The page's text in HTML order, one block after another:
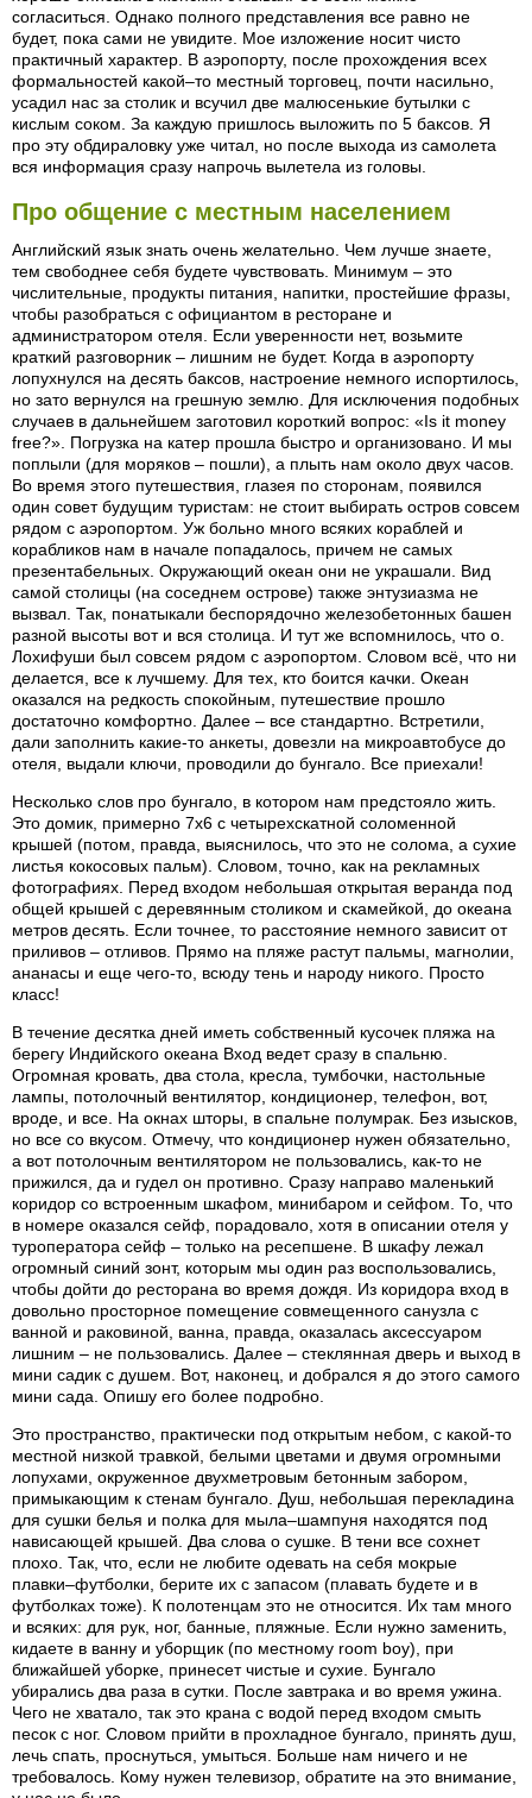
согласиться. Однако полного представления все равно не
будет, пока сами не увидите. Мое изложение носит чисто
практичный характер. В аэропорту, после прохождения всех
формальностей какой–то местный торговец, почти насильно,
усадил нас за столик и всучил две малюсенькие бутылки с
кислым соком. За каждую пришлось выложить по 5 баксов. Я
про эту обдираловку уже читал, но после выхода из самолета
вся информация сразу напрочь вылетела из головы.
Про общение с местным населением
Английский язык знать очень желательно. Чем лучше знаете,
тем свободнее себя будете чувствовать. Минимум – это
числительные, продукты питания, напитки, простейшие фразы,
чтобы разобраться с официантом в ресторане и
администратором отеля. Если уверенности нет, возьмите
краткий разговорник – лишним не будет. Когда в аэропорту
лопухнулся на десять баксов, настроение немного испортилось,
но зато вернулся на грешную землю. Для исключения подобных
случаев в дальнейшем заготовил короткий вопрос: «Is it money
free?». Погрузка на катер прошла быстро и организовано. И мы
поплыли (для моряков – пошли), а плыть нам около двух часов.
Во время этого путешествия, глазея по сторонам, появился
один совет будущим туристам: не стоит выбирать остров совсем
рядом с аэропортом. Уж больно много всяких кораблей и
корабликов нам в начале попадалось, причем не самых
презентабельных. Окружающий океан они не украшали. Вид
самой столицы (на соседнем острове) также энтузиазма не
вызвал. Так, понатыкали беспорядочно железобетонных башен
разной высоты вот и вся столица. И тут же вспомнилось, что о.
Лохифуши был совсем рядом с аэропортом. Словом всё, что ни
делается, все к лучшему. Для тех, кто боится качки. Океан
оказался на редкость спокойным, путешествие прошло
достаточно комфортно. Далее – все стандартно. Встретили,
дали заполнить какие-то анкеты, довезли на микроавтобусе до
отеля, выдали ключи, проводили до бунгало. Все приехали!
Несколько слов про бунгало, в котором нам предстояло жить.
Это домик, примерно 7х6 с четырехскатной соломенной
крышей (потом, правда, выяснилось, что это не солома, а сухие
листья кокосовых пальм). Словом, точно, как на рекламных
фотографиях. Перед входом небольшая открытая веранда под
общей крышей с деревянным столиком и скамейкой, до океана
метров десять. Если точнее, то расстояние немного зависит от
приливов – отливов. Прямо на пляже растут пальмы, магнолии,
ананасы и еще чего-то, всюду тень и народу никого. Просто
класс!
В течение десятка дней иметь собственный кусочек пляжа на
берегу Индийского океана Вход ведет сразу в спальню.
Огромная кровать, два стола, кресла, тумбочки, настольные
лампы, потолочный вентилятор, кондиционер, телефон, вот,
вроде, и все. На окнах шторы, в спальне полумрак. Без изысков,
но все со вкусом. Отмечу, что кондиционер нужен обязательно,
а вот потолочным вентилятором не пользовались, как-то не
прижился, да и гудел он противно. Сразу направо маленький
коридор со встроенным шкафом, минибаром и сейфом. То, что
в номере оказался сейф, порадовало, хотя в описании отеля у
туроператора сейф – только на ресепшене. В шкафу лежал
огромный синий зонт, которым мы один раз воспользовались,
чтобы дойти до ресторана во время дождя. Из коридора вход в
довольно просторное помещение совмещенного санузла с
ванной и раковиной, ванна, правда, оказалась аксессуаром
лишним – не пользовались. Далее – стеклянная дверь и выход в
мини садик с душем. Вот, наконец, и добрался я до этого самого
мини сада. Опишу его более подробно.
Это пространство, практически под открытым небом, с какой-то
местной низкой травкой, белыми цветами и двумя огромными
лопухами, окруженное двухметровым бетонным забором,
примыкающим к стенам бунгало. Душ, небольшая перекладина
для сушки белья и полка для мыла–шампуня находятся под
нависающей крышей. Два слова о сушке. В тени все сохнет
плохо. Так, что, если не любите одевать на себя мокрые
плавки–футболки, берите их с запасом (плавать будете и в
футболках тоже). К полотенцам это не относится. Их там много
и всяких: для рук, ног, банные, пляжные. Если нужно заменить,
кидаете в ванну и уборщик (по местному room boy), при
ближайшей уборке, принесет чистые и сухие. Бунгало
убирались два раза в сутки. После завтрака и во время ужина.
Чего не хватало, так это крана с водой перед входом смыть
песок с ног. Словом прийти в прохладное бунгало, принять душ,
лечь спать, проснуться, умыться. Больше нам ничего и не
требовалось. Кому нужен телевизор, обратите на это внимание,